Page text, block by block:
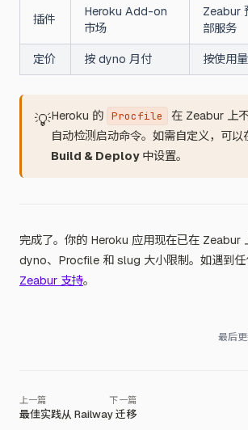
插件
Heroku Add-on
市场
Zeabur
部服务
定价 按 dyno 月付 按使用
💡Heroku 的 Procfile
在 Zeabur 上
自动检测启动命令。如需自定义，可以
Build & Deploy中设置。
完成了。你的 Heroku 应用现在已在 Zeabur
dyno、Procfile 和 slug 大小限制。如遇到任
Zeabur 支持。
最后
最佳实践从 Railway 迁移